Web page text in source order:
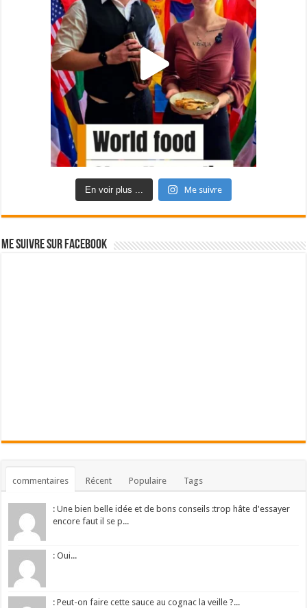
En voir plus ... Me suivre
Me suivre sur Facebook
commentaires Récent Populaire Tags
: Une bien belle idée et de bons conseils :trop hâte d'essayer
encore faut il se p...
: Oui...
: Peut-on faire cette sauce au cognac la veille ?...